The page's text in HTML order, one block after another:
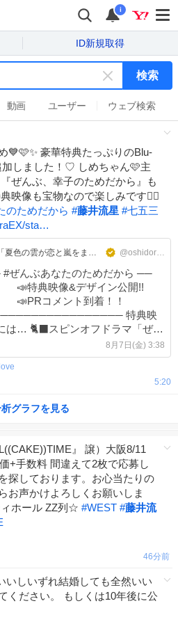
i
ID新規取得
キ
ー
ワ
ド
を
消
す
検索
動画 ユーザー ウェブ検索
💙🩷✨️ 豪華特典たっぷりのBlu-
しました！♡ しめちゃん🩷主
ぜんぶ、幸子のためだから』も
映像も宝物なので楽しみです❤️‍🔥
のためだから #藤井流星 #七五三
sta…
【オシドラ公式】「夏色の雲が恋と嵐をまきおこす」 @oshidoraEX
ぜんぶあなたのためだから ──
特典映像&デザイン公開!!
コメント到着！！
特典映
は… 🐈‍⬛スピンオフドラマ「ぜん
幸子のためだから」（前編/後
🌟スペシャルメイキング映像 ❤️‍🔥
シャル座談会 📸制作発表 を収録
8月7日(金) 3:38
5:20
グラフを見る
』 譲）大阪8/11
+手数料 間違えて2枚で応募し
探しております。お心当たりの
お声かけよろしくお願いしま
ホール ZZ列☆ #WEST #藤井流
46分前
いしいずれ結婚しても全然いい
ください。 もしくは10年後に公